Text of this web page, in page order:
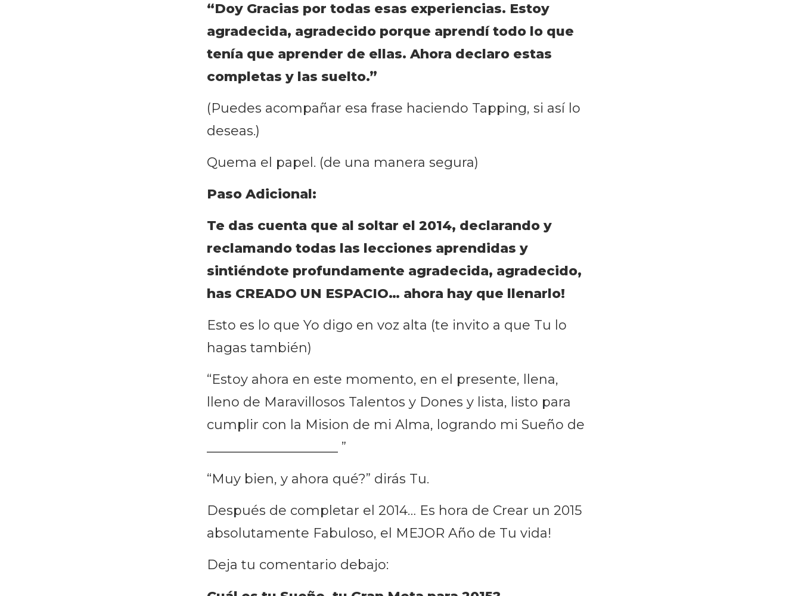
“Doy Gracias por todas esas experiencias. Estoy
agradecida, agradecido porque aprendí todo lo que
tenía que aprender de ellas. Ahora declaro estas
completas y las suelto.”
(Puedes acompañar esa frase haciendo Tapping, si así lo
deseas.)
Quema el papel. (de una manera segura)
Paso Adicional:
Te das cuenta que al soltar el 2014, declarando y
reclamando todas las lecciones aprendidas y
sintiéndote profundamente agradecida, agradecido,
has CREADO UN ESPACIO… ahora hay que llenarlo!
Esto es lo que Yo digo en voz alta (te invito a que Tu lo
hagas también)
“Estoy ahora en este momento, en el presente, llena,
lleno de Maravillosos Talentos y Dones y lista, listo para
cumplir con la Mision de mi Alma, logrando mi Sueño de
____________________ ”
“Muy bien, y ahora qué?” dirás Tu.
Después de completar el 2014… Es hora de Crear un 2015
absolutamente Fabuloso, el MEJOR Año de Tu vida!
Deja tu comentario debajo: